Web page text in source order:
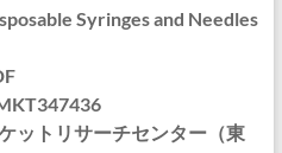
Syringes and Needles
ットリサーチセンター（東